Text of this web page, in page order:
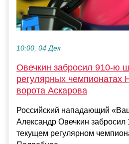
10:00, 04 Дек
Овечкин забросил 910‑ю
регулярных чемпионатах
ворота Аскарова
Российский нападающий
Александр Овечкин забросил
текущем регулярном